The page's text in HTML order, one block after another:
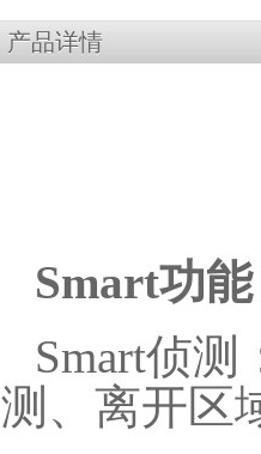
产品详情
Smart功
Smart侦
测、离开区